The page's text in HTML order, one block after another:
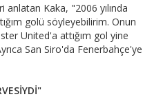
anlatan Kaka, "2006 yılında
golü söyleyebilirim. Onun
United'a attığım gol yine
San Siro'da Fenerbahçe'ye